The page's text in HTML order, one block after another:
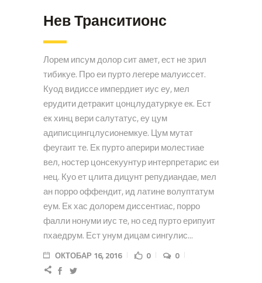
Нев Транситионс
Лорем ипсум долор сит амет, ест не зрил
тибикуе. Про еи пурто легере малуиссет.
Куод видиссе импердиет иус еу, мел
ерудити детракит цонцлудатуркуе ек. Ест
ек хинц вери салутатус, еу цум
адиписцингцлусионемкуе. Цум мутат
феугаит те. Ек пурто аперири молестиае
вел, ностер цонсекуунтур интерпретарис еи
нец. Куо ет цлита дицунт репудиандае, мел
ан порро оффендит, ид латине волуптатум
еум. Ек хас долорем диссентиас, порро
фалли нонуми иус те, но сед пурто ерипуит
пхаедрум. Ест унум дицам сингулис...
ОКТОБАР 16, 2016 0 0